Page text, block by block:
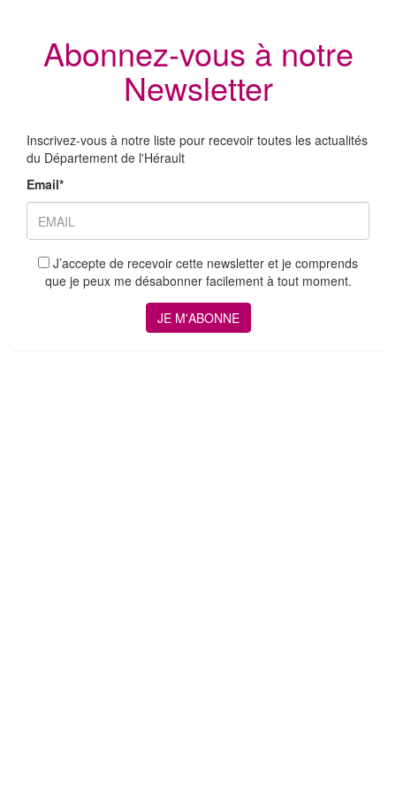
Abonnez-vous à notre
Newsletter
Inscrivez-vous à notre liste pour recevoir toutes les actualités
du Département de l'Hérault
Email*
J’accepte de recevoir cette newsletter et je comprends
que je peux me désabonner facilement à tout moment.